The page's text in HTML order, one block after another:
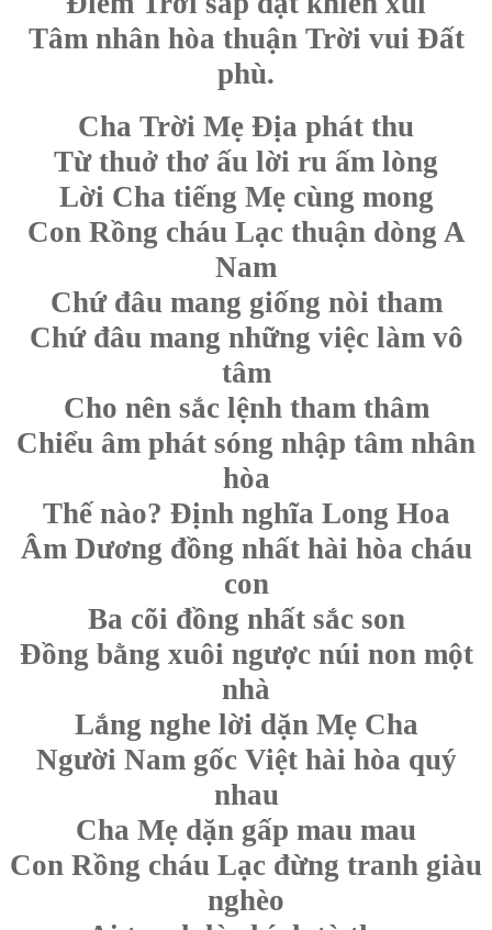
Tâm nhân hòa thuận Trời vui Đất
phù.
Cha Trời Mẹ Địa phát thu
Từ thuở thơ ấu lời ru ấm lòng
Lời Cha tiếng Mẹ cùng mong
Con Rồng cháu Lạc thuận dòng A
Nam
Chứ đâu mang giống nòi tham
Chứ đâu mang những việc làm vô
tâm
Cho nên sắc lệnh tham thâm
Chiểu âm phát sóng nhập tâm nhân
hòa
Thế nào? Định nghĩa Long Hoa
Âm Dương đồng nhất hài hòa cháu
con
Ba cõi đồng nhất sắc son
Đồng bằng xuôi ngược núi non một
nhà
Lắng nghe lời dặn Mẹ Cha
Người Nam gốc Việt hài hòa quý
nhau
Cha Mẹ dặn gấp mau mau
Con Rồng cháu Lạc đừng tranh giàu
nghèo